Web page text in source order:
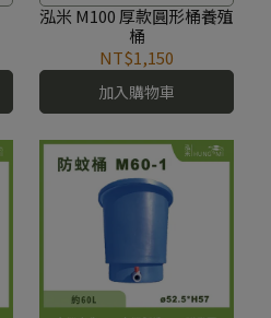
泓米 M100 厚款圓形桶養殖
桶
NT$1,150
加入購物車